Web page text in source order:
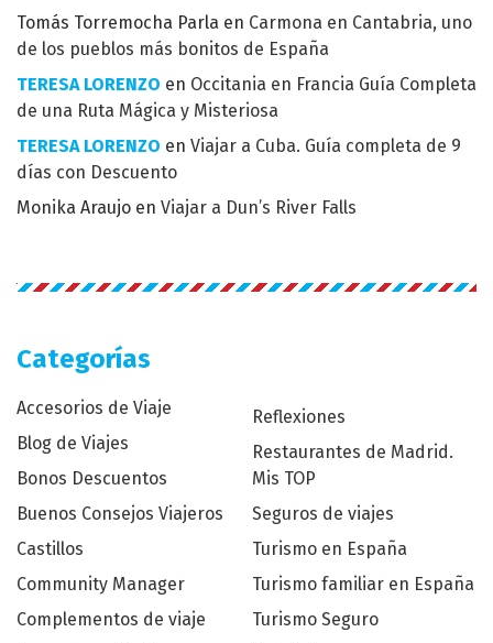
Tomás Torremocha Parla en Carmona en Cantabria, uno
de los pueblos más bonitos de España
TERESA LORENZO en Occitania en Francia Guía Completa
de una Ruta Mágica y Misteriosa
TERESA LORENZO en Viajar a Cuba. Guía completa de 9
días con Descuento
Monika Araujo en Viajar a Dun’s River Falls
Categorías
Accesorios de Viaje
Blog de Viajes
Bonos Descuentos
Buenos Consejos Viajeros
Castillos
Community Manager
Complementos de viaje
Reflexiones
Restaurantes de Madrid.
Mis TOP
Seguros de viajes
Turismo en España
Turismo familiar en España
Turismo Seguro